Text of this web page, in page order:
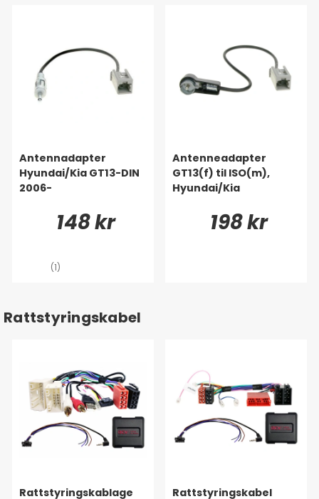
Antennadapter
Hyundai/Kia GT13-DIN
2006-
148 kr
(1)
Antenneadapter
GT13(f) til ISO(m),
Hyundai/Kia
198 kr
Rattstyringskabel
Rattstyringskablage
Rattstyringskabel